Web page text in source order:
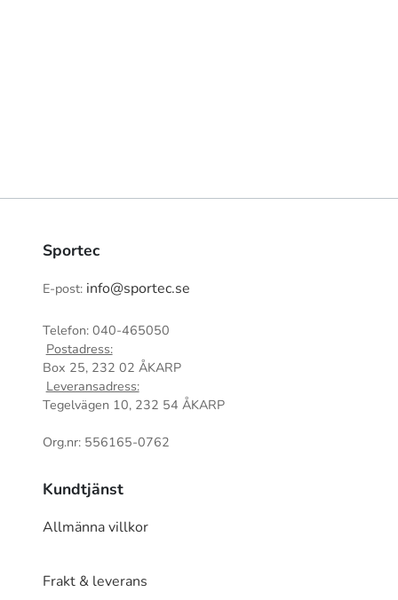
Sportec
E-post: info@sportec.se
Telefon: 040-465050
Postadress:
Box 25, 232 02 ÅKARP
Leveransadress:
Tegelvägen 10, 232 54 ÅKARP
Org.nr: 556165-0762
Kundtjänst
Allmänna villkor
Frakt & leverans